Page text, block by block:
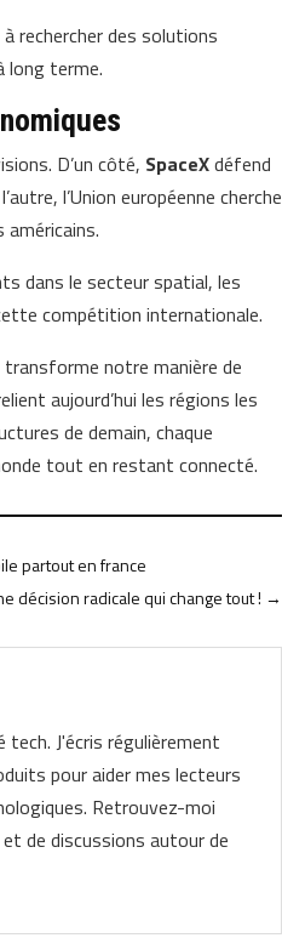
rechercher des solutions
long terme.
D’un côté, SpaceXdéfend
l’Union européenne cherche
dans le secteur spatial, les
compétition internationale.
notre manière de
aujourd’hui les régions les
de demain, chaque
tout en restant connecté.
partout en france
décision radicale qui change tout ! →
tech. J'écris régulièrement
pour aider mes lecteurs
Retrouvez-moi
de discussions autour de